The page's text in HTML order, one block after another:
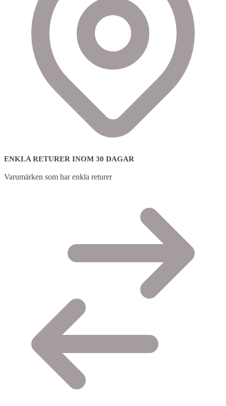
ENKLA RETURER INOM 30 DAGAR
Varumärken som har enkla returer